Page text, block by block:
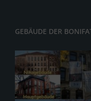
GEBÄUDE DER